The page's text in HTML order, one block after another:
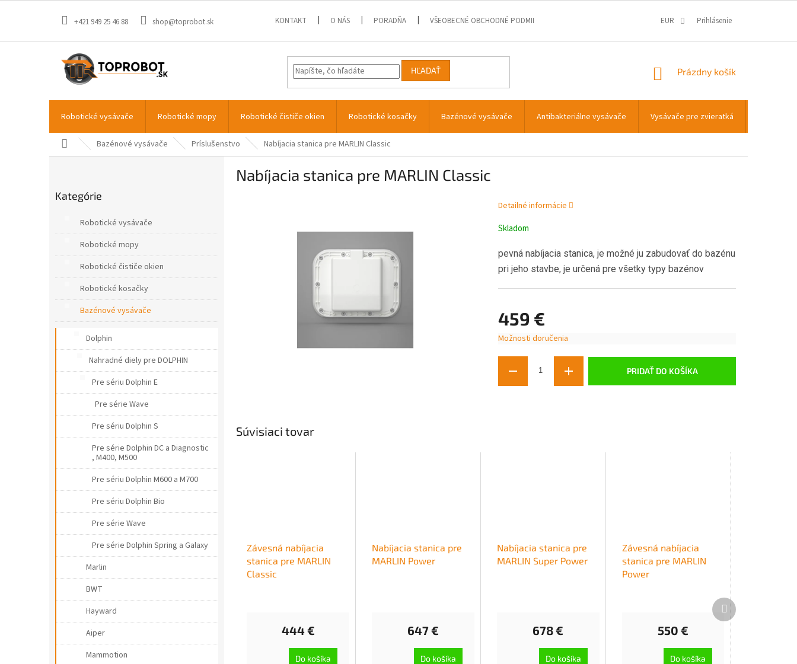
+421 949 25 46 88 shop@toprobot.sk KONTAKT O NÁS PORADŇA VŠEOBECNÉ OBCHODNÉ PODMIENKY OCHRANA OSOBNÝCH ÚDAJOV INFORMÁCIE O COOKIES
EUR Prihlásenie
HĽADAŤ
NÁKUPNÝ
Prázdny košík
Robotické vysávače Robotické mopy Robotické čističe okien Robotické kosačky Bazénové vysávače Antibakteriálne vysávače Vysávače pre zvieratká
DomovBazénové vysávače Príslušenstvo Nabíjacia stanica pre MARLIN Classic
n
kategórie
Kategórie
Robotické vysávače
Robotické mopy
Robotické čističe okien
Robotické kosačky
Bazénové vysávače
Dolphin
Nahradné diely pre DOLPHIN
Pre sériu Dolphin E
Pre série Wave
Pre sériu Dolphin S
Pre série Dolphin DC a Diagnostic
, M400, M500
Pre sériu Dolphin M600 a M700
Pre sériu Dolphin Bio
Pre série Wave
Pre série Dolphin Spring a Galaxy
Marlin
BWT
Hayward
Aiper
Mammotion
Nabíjacia stanica pre MARLIN Classic
459 €
Jednotková
Skladom
Možnosti doručenia
PRIDAŤ DO KOŠÍKA
pevná nabíjacia stanica, je možné ju zabudovať do bazénu
pri jeho stavbe, je určená pre všetky typy bazénov
Detailné informácie
Súvisiaci tovar
Závesná nabíjacia
stanica pre MARLIN
Classic
444 €
Do košíka
Nabíjacia stanica pre
MARLIN Power
647 €
Do košíka
Nabíjacia stanica pre
MARLIN Super Power
678 €
Do košíka
Závesná nabíjacia
stanica pre MARLIN
Power
550 €
Do košíka
Ďalší
produkt